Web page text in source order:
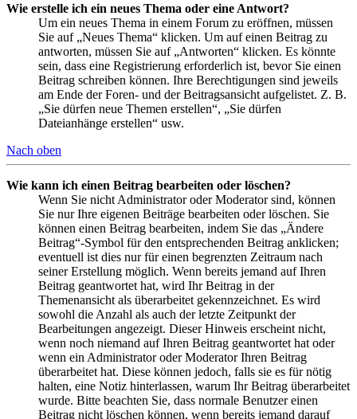
Wie erstelle ich ein neues Thema oder eine Antwort?
Um ein neues Thema in einem Forum zu eröffnen, müssen
Sie auf „Neues Thema“ klicken. Um auf einen Beitrag zu
antworten, müssen Sie auf „Antworten“ klicken. Es könnte
sein, dass eine Registrierung erforderlich ist, bevor Sie einen
Beitrag schreiben können. Ihre Berechtigungen sind jeweils
am Ende der Foren- und der Beitragsansicht aufgelistet. Z. B.
„Sie dürfen neue Themen erstellen“, „Sie dürfen
Dateianhänge erstellen“ usw.
Nach oben
Wie kann ich einen Beitrag bearbeiten oder löschen?
Wenn Sie nicht Administrator oder Moderator sind, können
Sie nur Ihre eigenen Beiträge bearbeiten oder löschen. Sie
können einen Beitrag bearbeiten, indem Sie das „Ändere
Beitrag“-Symbol für den entsprechenden Beitrag anklicken;
eventuell ist dies nur für einen begrenzten Zeitraum nach
seiner Erstellung möglich. Wenn bereits jemand auf Ihren
Beitrag geantwortet hat, wird Ihr Beitrag in der
Themenansicht als überarbeitet gekennzeichnet. Es wird
sowohl die Anzahl als auch der letzte Zeitpunkt der
Bearbeitungen angezeigt. Dieser Hinweis erscheint nicht,
wenn noch niemand auf Ihren Beitrag geantwortet hat oder
wenn ein Administrator oder Moderator Ihren Beitrag
überarbeitet hat. Diese können jedoch, falls sie es für nötig
halten, eine Notiz hinterlassen, warum Ihr Beitrag überarbeitet
wurde. Bitte beachten Sie, dass normale Benutzer einen
Beitrag nicht löschen können, wenn bereits jemand darauf